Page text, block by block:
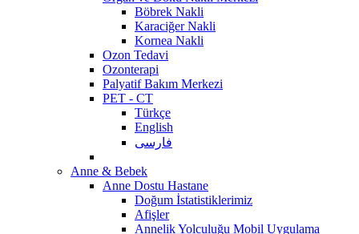
Böbrek Nakli
Karaciğer Nakli
Kornea Nakli
Ozon Tedavi
Ozonterapi
Palyatif Bakım Merkezi
PET - CT
Türkçe
English
فارسی
Anne & Bebek
Anne Dostu Hastane
Doğum İstatistiklerimiz
Afişler
Annelik Yolculuğu Mobil Uygulama